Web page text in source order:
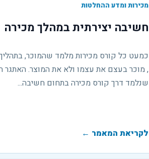
מכירות ומדע ההחלטות
חשיבה יצירתית במהלך מכירה
כמעט כל קורס מכירות מלמד שהמוכר,
, מוכר בעצם את עצמו ולא את המוצר. האתגר
שנלמד דרך קורס מכירה בתחום חשיבה...
לקריאת המאמר ←